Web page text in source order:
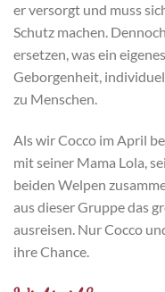
er versorgt und muss
Schutz machen.
ersetzen, was ein
Geborgenheit,
zu Menschen.
Als wir Cocco im April
mit seiner Mama Lola,
beiden Welpen
aus dieser Gruppe das
ausreisen. Nur Cocco
ihre Chance.